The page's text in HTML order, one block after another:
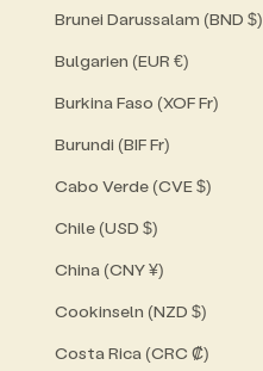
Brunei Darussalam (BND $)
Bulgarien (EUR €)
Burkina Faso (XOF Fr)
Burundi (BIF Fr)
Cabo Verde (CVE $)
Chile (USD $)
China (CNY ¥)
Cookinseln (NZD $)
Costa Rica (CRC ₡)